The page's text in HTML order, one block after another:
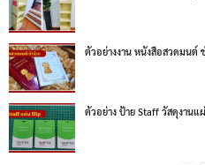
ตัวอย่างงาน หนังสือสวดมนต์
ตัวอย่าง ป้าย Staff วัสดุงานแ